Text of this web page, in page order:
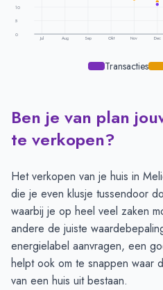
10
5
0
Jul Aug Sep Okt Nov Dec
Transacties
Transacties en aanmeldingen
Maand
Transacties
Juli
17
Augustus
20
September
19
16
Oktober
17
November
15
13
December
Januari
6
6
Februari
3
Ben je van plan
te verkopen?
Het verkopen van je huis in
die je even klusje tussendoor
waarbij je op heel veel zaken
andere de juiste
energielabel aanvragen, een
helpt ook om te snappen waar
van een huis uit bestaan.